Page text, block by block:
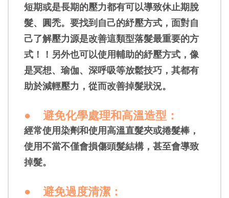
短期或是長期的壓力都有可以導致休止期脫
髮、圓禿。要找到自己的紓壓方式，面對自
己了解壓力源是改善這類型落髮最重要的方
式！！另外也可以使用輔助的紓壓方式，像
是冥想、瑜伽、深呼吸等放鬆技巧，其都有
助於減輕壓力，從而改善掉髮狀況。
● 避免化學處理和高溫造型 ：
經常使用染劑和使用高溫直髮夾或捲髮棒，
使用不當不僅會損傷頭髮結構，甚至會導致
掉髮。
● 避免過度清潔 ：